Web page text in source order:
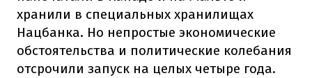
хранили в специальных хранилищах
Нацбанка. Но непростые экономические
обстоятельства и политические колебания
отсрочили запуск на целых четыре года.